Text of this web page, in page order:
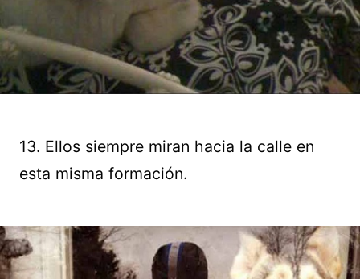
13. Ellos siempre miran hacia la calle en
esta misma formación.